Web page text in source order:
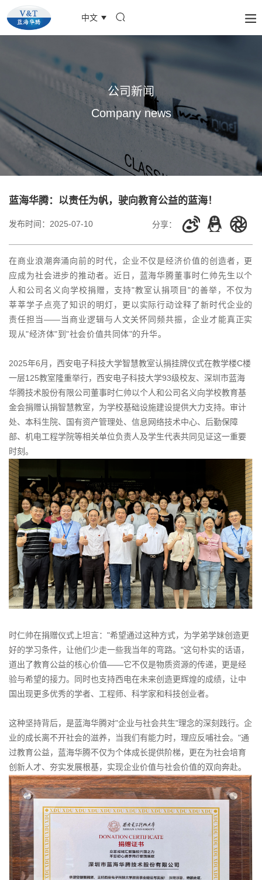
中文
公司新闻
Company news
蓝海华腾：以责任为帆，驶向教育公益的蓝海！
发布时间： 2025-07-10 分享：
在商业浪潮奔涌向前的时代，企业不仅是经济价值的创造者，更
应成为社会进步的推动者。近日，蓝海华腾董事时仁帅先生以个
人和公司名义向学校捐赠，支持"教室认捐项目"的善举，不仅为
莘莘学子点亮了知识的明灯，更以实际行动诠释了新时代企业的
责任担当——当商业逻辑与人文关怀同频共振，企业才能真正实
现从"经济体"到"社会价值共同体"的升华。
2025年6月，西安电子科技大学智慧教室认捐挂牌仪式在教学楼C楼
一层125教室隆重举行，西安电子科技大学93级校友、深圳市蓝海
华腾技术股份有限公司董事时仁帅以个人和公司名义向学校教育基
金会捐赠认捐智慧教室，为学校基础设施建设提供大力支持。审计
处、本科生院、国有资产管理处、信息网络技术中心、后勤保障
部、机电工程学院等相关单位负责人及学生代表共同见证这一重要
时刻。
时仁帅在捐赠仪式上坦言："希望通过这种方式，为学弟学妹创造更
好的学习条件，让他们少走一些我当年的弯路。"这句朴实的话语，
道出了教育公益的核心价值——它不仅是物质资源的传递，更是经
验与希望的接力。同时也支持西电在未来创造更辉煌的成绩，让中
国出现更多优秀的学者、工程师、科学家和科技创业者。
这种坚持背后，是蓝海华腾对"企业与社会共生"理念的深刻践行。企
业的成长离不开社会的滋养，当我们有能力时，理应反哺社会。"通
过教育公益，蓝海华腾不仅为个体成长提供阶梯，更在为社会培育
创新人才、夯实发展根基，实现企业价值与社会价值的双向奔赴。